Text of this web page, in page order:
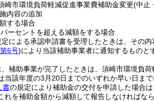
崎市環境負荷軽減促進事業費補助金変更(中止
内容の追加
する場合
ーセントを超える減額をする場合
定による承認申請書を受理したときは、その
6号)により当該補助事業者に通知するものと
補助事業が完了したときは、須崎市環境負
当該年度の3月20日までのいずれか早い日ま
書の規定により補助金の交付を申請した場合は
れを補助金額から減額して報告しなければなら